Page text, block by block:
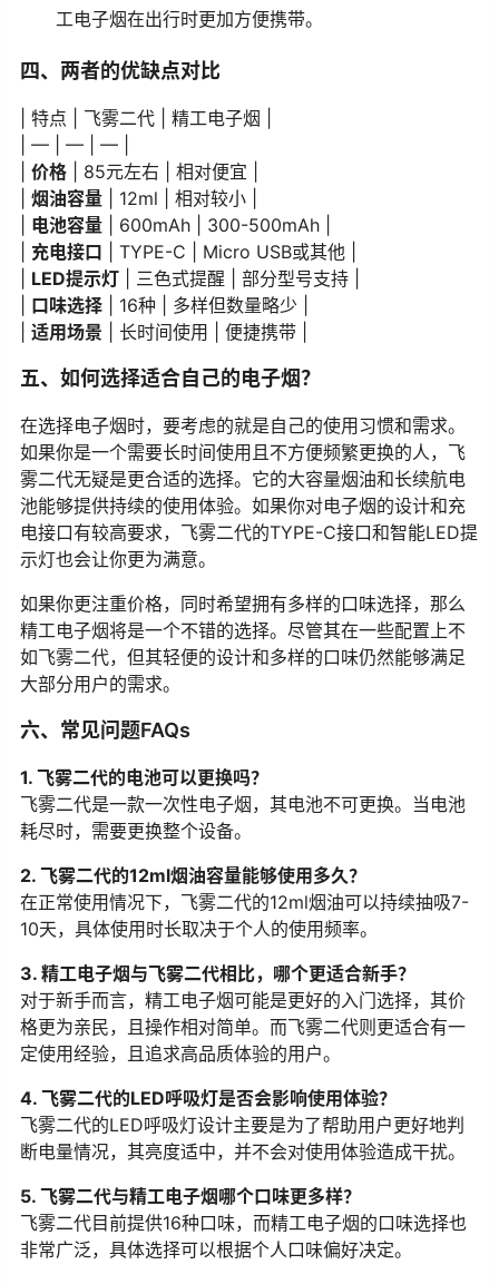
工电子烟在出行时更加方便携带。
四、两者的优缺点对比
| 特点 | 飞雾二代 | 精工电子烟 |
| — | — | — |
价格 | 85元左右 | 相对便宜 |
烟油容量 | 12ml | 相对较小 |
电池容量 | 600mAh | 300-500mAh |
充电接口 | TYPE-C | Micro USB或其他 |
LED提示灯 | 三色式提醒 | 部分型号支持 |
口味选择 | 16种 | 多样但数量略少 |
适用场景 | 长时间使用 | 便捷携带 |
五、如何选择适合自己的电子烟？
在选择电子烟时，要考虑的就是自己的使用习惯和需求。
如果你是一个需要长时间使用且不方便频繁更换的人，飞
雾二代无疑是更合适的选择。它的大容量烟油和长续航电
池能够提供持续的使用体验。如果你对电子烟的设计和充
电接口有较高要求，飞雾二代的TYPE-C接口和智能LED提
示灯也会让你更为满意。
如果你更注重价格，同时希望拥有多样的口味选择，那么
精工电子烟将是一个不错的选择。尽管其在一些配置上不
如飞雾二代，但其轻便的设计和多样的口味仍然能够满足
大部分用户的需求。
六、常见问题FAQs
1. 飞雾二代的电池可以更换吗？
飞雾二代是一款一次性电子烟，其电池不可更换。当电池
耗尽时，需要更换整个设备。
2. 飞雾二代的12ml烟油容量能够使用多久？
在正常使用情况下，飞雾二代的12ml烟油可以持续抽吸7-
10天，具体使用时长取决于个人的使用频率。
3. 精工电子烟与飞雾二代相比，哪个更适合新手？
对于新手而言，精工电子烟可能是更好的入门选择，其价
格更为亲民，且操作相对简单。而飞雾二代则更适合有一
定使用经验，且追求高品质体验的用户。
4. 飞雾二代的LED呼吸灯是否会影响使用体验？
飞雾二代的LED呼吸灯设计主要是为了帮助用户更好地判
断电量情况，其亮度适中，并不会对使用体验造成干扰。
5. 飞雾二代与精工电子烟哪个口味更多样？
飞雾二代目前提供16种口味，而精工电子烟的口味选择也
非常广泛，具体选择可以根据个人口味偏好决定。